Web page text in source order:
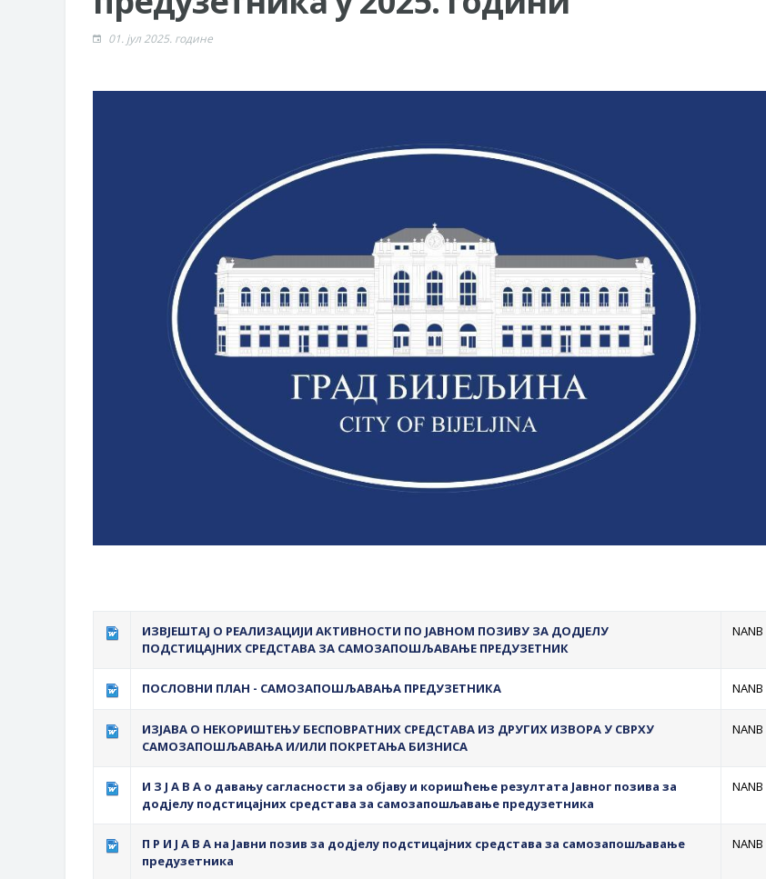
01. јул 2025. године
ИЗВЈЕШТАЈ О РЕАЛИЗАЦИЈИ АКТИВНОСТИ ПО ЈАВНОМ ПОЗИВУ ЗА ДОДЈЕЛУ
ПОДСТИЦАЈНИХ СРЕДСТАВА ЗА САМОЗАПОШЉАВАЊЕ ПРЕДУЗЕТНИК
NANB
ПОСЛОВНИ ПЛАН - САМОЗАПОШЉАВАЊА ПРЕДУЗЕТНИКА NANB
ИЗЈАВА О НЕКОРИШТЕЊУ БЕСПОВРАТНИХ СРЕДСТАВА ИЗ ДРУГИХ ИЗВОРА У СВРХУ
САМОЗАПОШЉАВАЊА И/ИЛИ ПОКРЕТАЊА БИЗНИСА
NANB
И З Ј А В А о давању сагласности за објаву и коришћење резултата Јавног позива за
додјелу подстицајних средстава за самозапошљавање предузетника
NANB
П Р И Ј А В А на Јавни позив за додјелу подстицајних средстава за самозапошљавање
предузетника
NANB